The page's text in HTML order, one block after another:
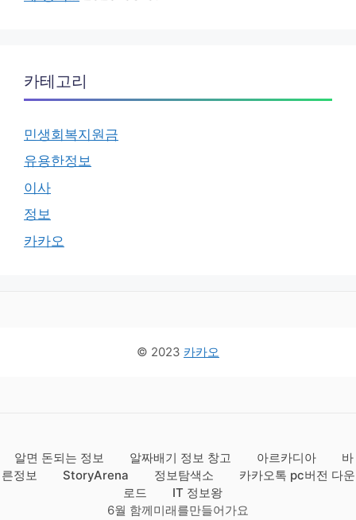
카테고리
민생회복지원금
유용한정보
이사
정보
카카오
© 2023 카카오
알면 돈되는 정보 알짜배기 정보 창고 아르카디아
바
른정보
StoryArena 정보탐색소
카카오톡 pc버전 다운
로드
IT 정보왕
6월 함께미래를만들어가요